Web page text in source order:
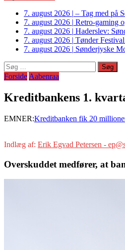
7. august 2026 | – Tag med på
7. august 2026 | Retro-gaming
7. august 2026 | Haderslev:
7. august 2026 | Tønder
7. august 2026 | Sønderjyske
Søg
efter:
Forside Aabenraa
Kreditbankens 1.
EMNER:Kreditbanken fik 20
Indlæg af: Erik Egvad Petersen -
Overskuddet medfører, at